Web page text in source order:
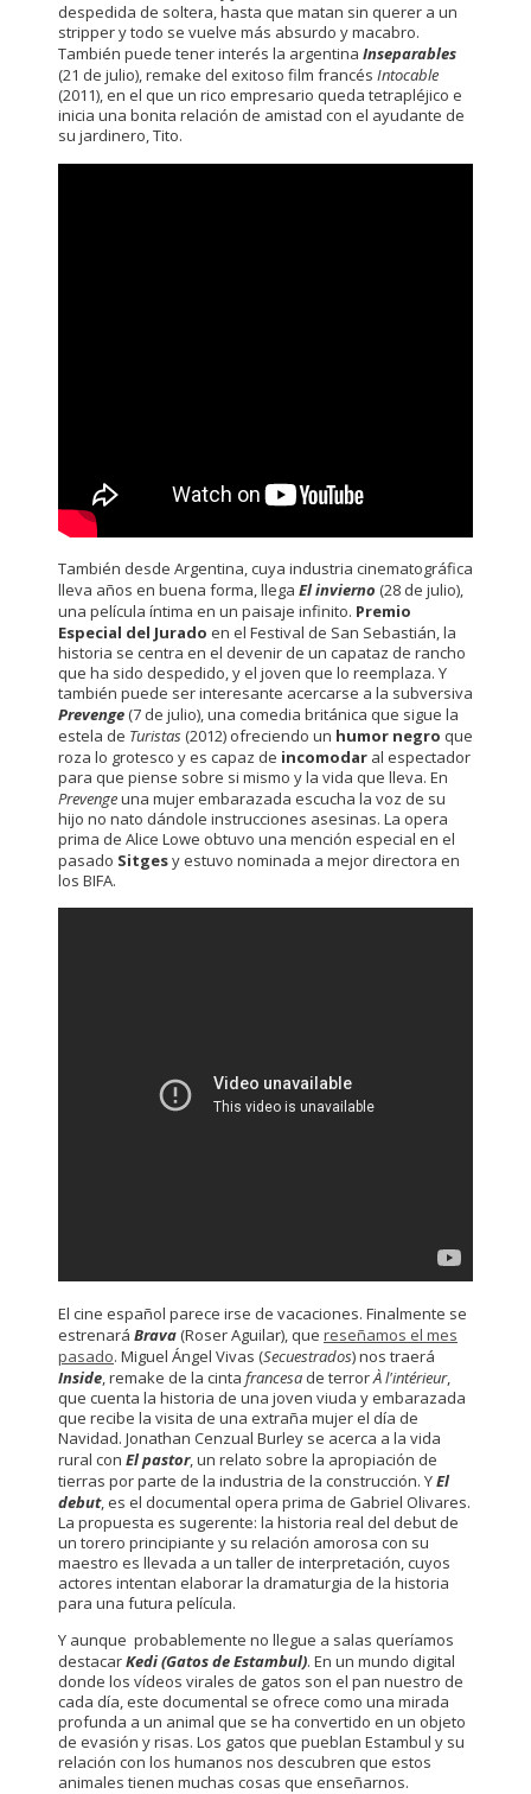
despedida de soltera, hasta que matan sin querer a un
stripper y todo se vuelve más absurdo y macabro.
También puede tener interés la argentina Inseparables
(21 de julio), remake del exitoso film francés Intocable
(2011), en el que un rico empresario queda tetrapléjico e
inicia una bonita relación de amistad con el ayudante de
su jardinero, Tito.
También desde Argentina, cuya industria cinematográfica
lleva años en buena forma, llega El invierno (28 de julio),
una película íntima en un paisaje infinito. Premio
Especial del Jurado en el Festival de San Sebastián, la
historia se centra en el devenir de un capataz de rancho
que ha sido despedido, y el joven que lo reemplaza. Y
también puede ser interesante acercarse a la subversiva
Prevenge (7 de julio), una comedia británica que sigue la
estela de Turistas (2012) ofreciendo un humor negro que
roza lo grotesco y es capaz de incomodar al espectador
para que piense sobre si mismo y la vida que lleva. En
Prevengeuna mujer embarazada escucha la voz de su
hijo no nato dándole instrucciones asesinas. La opera
prima de Alice Lowe obtuvo una mención especial en el
pasado Sitgesy estuvo nominada a mejor directora en
los BIFA.
El cine español parece irse de vacaciones. Finalmente se
estrenará Brava (Roser Aguilar), que reseñamos el mes
pasado. Miguel Ángel Vivas (Secuestrados) nos traerá
Inside , remake de la cinta francesa de terrorÀ l'intérieur,
que cuenta la historia de una joven viuda y embarazada
que recibe la visita de una extraña mujer el día de
Navidad. Jonathan Cenzual Burley se acerca a la vida
rural con El pastor, un relato sobre la apropiación de
tierras por parte de la industria de la construcción. YEl
debut, es el documental opera prima de Gabriel Olivares.
La propuesta es sugerente: la historia real del debut de
un torero principiante y su relación amorosa con su
maestro es llevada a un taller de interpretación, cuyos
actores intentan elaborar la dramaturgia de la historia
para una futura película.
Y aunque probablemente no llegue a salas queríamos
destacarKedi (Gatos de Estambul). En un mundo digital
donde los vídeos virales de gatos son el pan nuestro de
cada día, este documental se ofrece como una mirada
profunda a un animal que se ha convertido en un objeto
de evasión y risas. Los gatos que pueblan Estambul y su
relación con los humanos nos descubren que estos
animales tienen muchas cosas que enseñarnos.